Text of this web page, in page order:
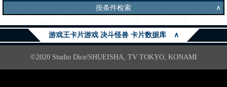
按条件检索 ∧
游戏王卡片游戏 决斗怪兽 卡片数据库 ∧
©2020 Studio Dice/SHUEISHA, TV TOKYO, KONAMI